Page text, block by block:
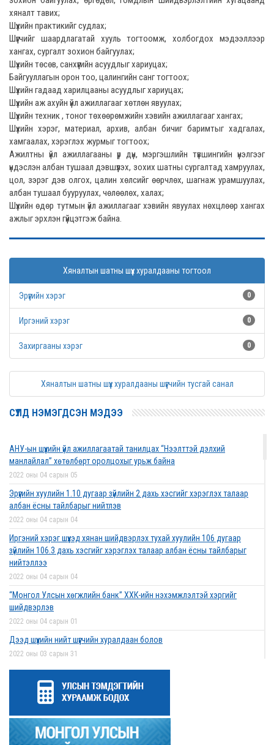
хяналт тавих;
Шүүхийн практикийг судлах;
Шүүгчийг шаардлагатай хууль тогтоомж, холбогдох мэдээллээр
хангах, сургалт зохион байгуулах;
Шүүхийн төсөв, санхүүгийн асуудлыг хариуцах;
Байгууллагын орон тоо, цалингийн санг тогтоох;
Шүүхийн гадаад харилцааны асуудлыг хариуцах;
Шүүхийн аж ахуйн үйл ажиллагааг хөтлөн явуулах;
Шүүхийн техник , тоног төхөөрөмжийн хэвийн ажиллагааг хангах;
Шүүхийн хэрэг, материал, архив, албан бичиг баримтыг хадгалах,
хамгаалах, хэрэглэх журмыг тогтоох;
Ажилтны үйл ажиллагааны үр дүн, мэргэшлийн түвшингийн үнэлгээг
үндэслэн албан тушаал дэвшүүлэх, зохих шатны сургалтад хамруулах,
цол, зэрэг дэв олгох, цалин хөлсийг өөрчлөх, шагнаж урамшуулах,
албан тушаал бууруулах, чөлөөлөх, халах;
Шүүхийн өдөр тутмын үйл ажиллагааг хэвийн явуулах нөхцлөөр хангах
ажлыг эрхлэн гүйцэтгэж байна.
Хяналтын шатны шүүх хуралдааны тогтоол
Эрүүгийн хэрэг 0
Иргэний хэрэг 0
Захиргааны хэрэг 0
Хяналтын шатны шүүх хуралдааны шүүгчийн тусгай санал
СҮҮЛД НЭМЭГДСЭН МЭДЭЭ
АНУ-ын шүүхийн үйл ажиллагаатай танилцах “Нээлттэй дэлхий
манлайлал” хөтөлбөрт оролцохыг урьж байна
2022 оны 04 сарын 05
Эрүүгийн хуулийн 1.10 дугаар зүйлийн 2 дахь хэсгийг хэрэглэх талаар
албан ёсны тайлбарыг нийтлэв
2022 оны 04 сарын 04
Иргэний хэрэг шүүхэд хянан шийдвэрлэх тухай хуулийн 106 дугаар
зүйлийн 106.3 дахь хэсгийг хэрэглэх талаар албан ёсны тайлбарыг
нийтэллээ
2022 оны 04 сарын 04
“Монгол Улсын хөгжлийн банк” ХХК-ийн нэхэмжлэлтэй хэргийг
шийдвэрлэв
2022 оны 04 сарын 01
Дээд шүүхийн нийт шүүгчийн хуралдаан болов
2022 оны 03 сарын 31
Нээлттэй ажлын байрны зар
2022 оны 03 сарын 31
Д.Гүрсоронз нарт холбогдох хэргийг хяналтын шатны шүүх хуралдаанаар
хэлэлцүүлэхээс татгалзав
2022 оны 03 сарын 30